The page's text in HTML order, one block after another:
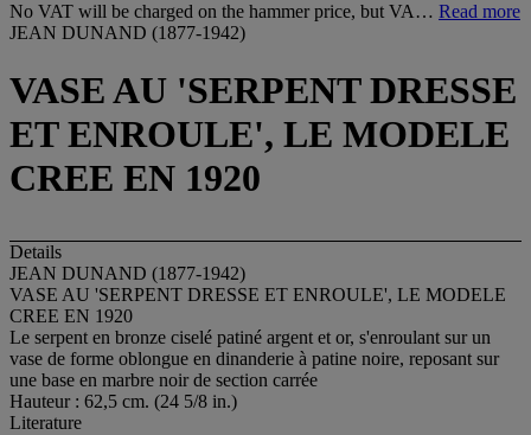
No VAT will be charged on the hammer price, but VA… Read more
JEAN DUNAND (1877-1942)
VASE AU 'SERPENT DRESSE
ET ENROULE', LE MODELE
CREE EN 1920
Details
JEAN DUNAND (1877-1942)
VASE AU 'SERPENT DRESSE ET ENROULE', LE MODELE
CREE EN 1920
Le serpent en bronze ciselé patiné argent et or, s'enroulant sur un
vase de forme oblongue en dinanderie à patine noire, reposant sur
une base en marbre noir de section carrée
Hauteur : 62,5 cm. (24 5/8 in.)
Literature